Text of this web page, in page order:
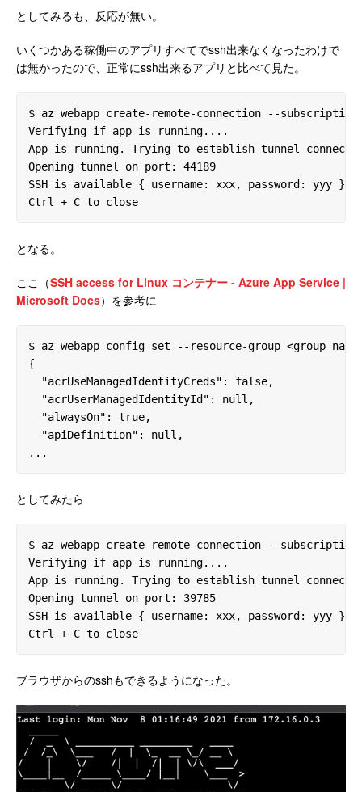
としてみるも、反応が無い。
いくつかある稼働中のアプリすべてでssh出来なくなったわけで
は無かったので、正常にssh出来るアプリと比べて見た。
$ az webapp create-remote-connection --
Verifying if app is running....
App is running. Trying to establish tunnel
Opening tunnel on port: 44189
SSH is available { username: xxx, password: yyy }
Ctrl + C to close
となる。
ここ（SSH access for Linux コンテナー - Azure App Service |
Microsoft Docs）を参考に
$ az webapp config set --resource-group <group
{
  "acrUseManagedIdentityCreds": false,
  "acrUserManagedIdentityId": null,
  "alwaysOn": true,
  "apiDefinition": null,
...
としてみたら
$ az webapp create-remote-connection --
Verifying if app is running....
App is running. Trying to establish tunnel
Opening tunnel on port: 39785
SSH is available { username: xxx, password: yyy }
Ctrl + C to close
ブラウザからのsshもできるようになった。